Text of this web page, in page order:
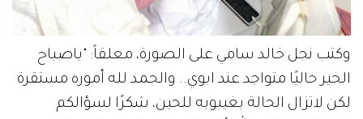
وكتب نجل خالد سامي على الصورة، معلقاً: "ياصباح
الخير حاليًا متواجد عند ابوي.. والحمد لله أموره مستقرة
لكن لاتزال الحالة بغيبوبه للحين، شكرًا لسؤالكم